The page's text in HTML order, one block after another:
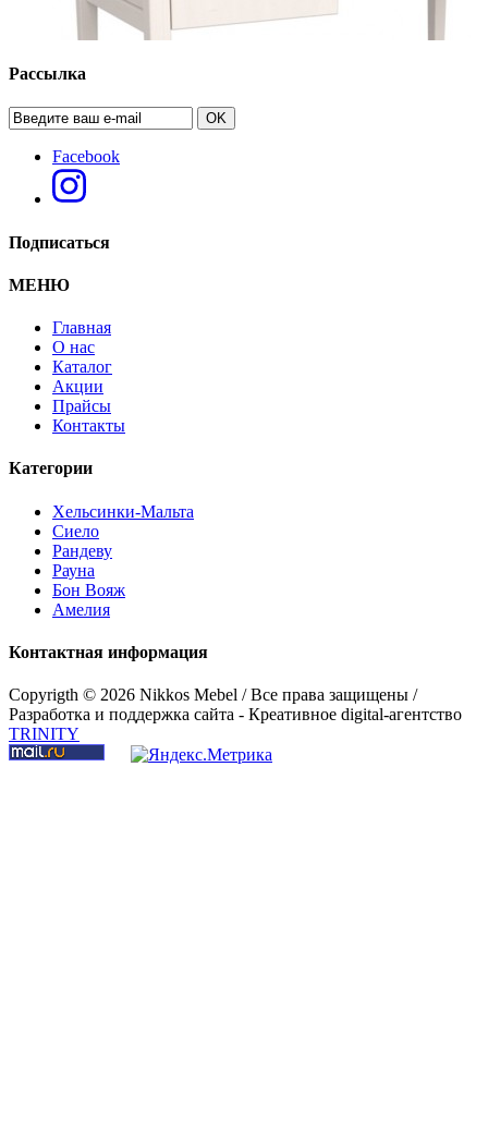
Стол письменный "Сиело"
Рассылка
OK
Facebook
Подписаться
МЕНЮ
Главная
О нас
Каталог
Акции
Прайсы
Контакты
Категории
Хельсинки-Мальта
Сиело
Рандеву
Рауна
Бон Вояж
Амелия
Контактная информация
Copyrigth © 2026 Nikkos Mebel / Все права защищены /
Разработка и поддержка сайта - Креативное digital-агентство
TRINITY